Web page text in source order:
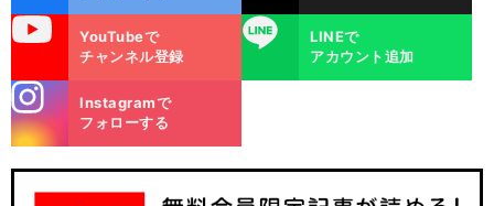
YouTubeで
チャンネル登録
LINE
LINEで
アカウント追加
m
Instagramで
フォローする